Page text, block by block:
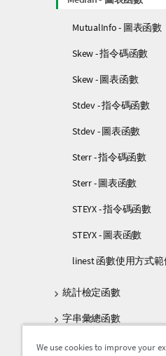
MutualInfo - 圖表函數
Skew - 指令碼函數
Skew - 圖表函數
Stdev - 指令碼函數
Stdev - 圖表函數
Sterr - 指令碼函數
Sterr - 圖表函數
STEYX - 指令碼函數
STEYX - 圖表函數
linest 函數使用方式範
統計檢定函數
字串彙總函數
合成維度函數
We use cookies to improve your